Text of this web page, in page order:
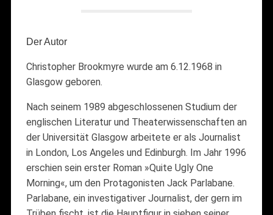
Der Autor
Christopher Brookmyre wurde am 6.12.1968 in
Glasgow geboren.
Nach seinem 1989 abgeschlossenen Studium der
englischen Literatur und Theaterwissenschaften an
der Universität Glasgow arbeitete er als Journalist
in London, Los Angeles und Edinburgh. Im Jahr 1996
erschien sein erster Roman »Quite Ugly One
Morning«, um den Protagonisten Jack Parlabane.
Parlabane, ein investigativer Journalist, der gern im